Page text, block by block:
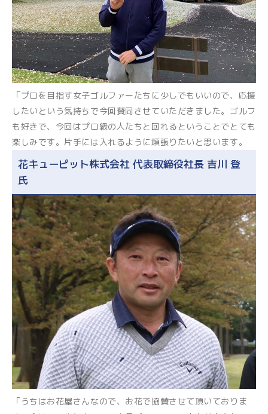
「プロを目指す女子ゴルファーたちに少しでもいいので、応援
したいという気持ちで今回賛同させていただきました。ゴルフ
も好きで、今回はプロ級の人たちと回れるということでとても
楽しみです。片手には入れるように頑張りたいと思います。
花キューピット株式会社 代表取締役社長 吉川 登
氏
「うちはお花屋さんなので、お花で協賛させて頂いておりま